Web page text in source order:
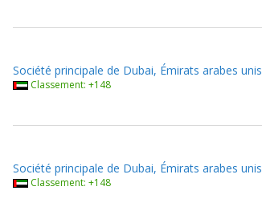
Société principale de Dubai, Émirats arabes unis
Classement: +148
Société principale de Dubai, Émirats arabes unis
Classement: +148